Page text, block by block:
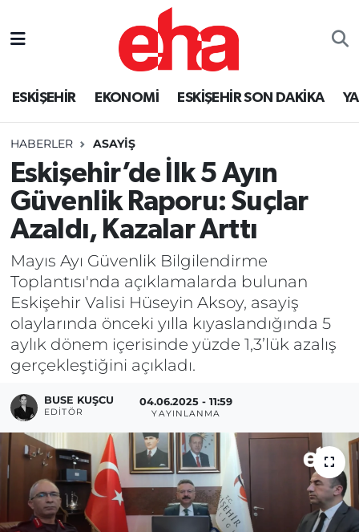
ESKİŞEHİR EKONOMİ ESKİŞEHİR SON DAKİKA
HABERLER ASAYİŞ
Eskişehir’de İlk 5 Ayın
Güvenlik Raporu: Suçlar
Azaldı, Kazalar Arttı
Mayıs Ayı Güvenlik Bilgilendirme
Toplantısı'nda açıklamalarda bulunan
Eskişehir Valisi Hüseyin Aksoy, asayiş
olaylarında önceki yılla kıyaslandığında 5
aylık dönem içerisinde yüzde 1,3’lük azalış
gerçekleştiğini açıkladı.
BUSE KUŞCU
EDITÖR
04.06.2025 - 11:59
YAYINLANMA